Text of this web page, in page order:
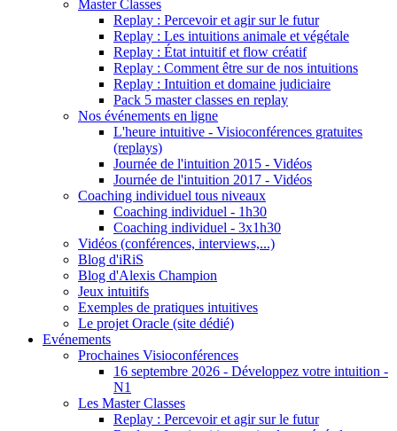
Master Classes
Replay : Percevoir et agir sur le futur
Replay : Les intuitions animale et végétale
Replay : État intuitif et flow créatif
Replay : Comment être sur de nos intuitions
Replay : Intuition et domaine judiciaire
Pack 5 master classes en replay
Nos événements en ligne
L'heure intuitive - Visioconférences gratuites
(replays)
Journée de l'intuition 2015 - Vidéos
Journée de l'intuition 2017 - Vidéos
Coaching individuel tous niveaux
Coaching individuel - 1h30
Coaching individuel - 3x1h30
Vidéos (conférences, interviews,...)
Blog d'iRiS
Blog d'Alexis Champion
Jeux intuitifs
Exemples de pratiques intuitives
Le projet Oracle (site dédié)
Evénements
Prochaines Visioconférences
16 septembre 2026 - Développez votre intuition -
N1
Les Master Classes
Replay : Percevoir et agir sur le futur